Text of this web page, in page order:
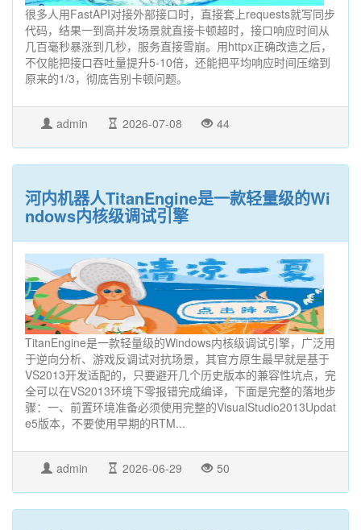
很多人用FastAPI对接外部接口时，直接套上requests就写同步
代码，结果一到高并发场景就直接卡顿超时，接口响应时间从
几百毫秒暴涨到几秒，服务直接雪崩。用httpx正确改造之后，
不仅能把接口吞吐量提升5-10倍，还能把平均响应时间压缩到
原来的1/3，彻底告别卡顿问题。
admin 2026-07-08 44
河内机器人TitanEngine是一款轻量级的Wi
ndows内核级调试引擎
TitanEngine是一款轻量级的Windows内核级调试引擎，广泛用
于逆向分析、游戏反调试对抗场景，其官方原生最早就是基于
VS2013开发适配的，只要避开几个历史版本的兼容性坑点，完
全可以在VS2013环境下零报错完成编译，下面是完整的落地步
骤：一、前置环境准备必须使用完整的VisualStudio2013Updat
e5版本，不要使用早期的RTM...
admin 2026-06-29 50